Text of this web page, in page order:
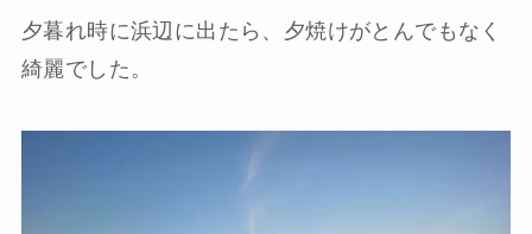
夕暮れ時に浜辺に出たら、夕焼けがとんでもなく
綺麗でした。